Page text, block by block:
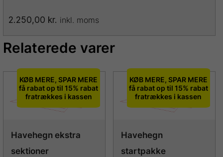
2.250,00 kr. inkl. moms
har
varianter.
Mulighederne
kan
varesiden
Relaterede varer
KØB MERE, SPAR MERE
få rabat op til 15% rabat
fratrækkes i kassen
Havehegn ekstra
sektioner
KØB MERE, SPAR MERE
få rabat op til 15% rabat
fratrækkes i kassen
Havehegn
startpakke